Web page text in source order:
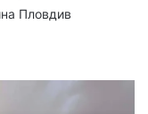
Пловдив